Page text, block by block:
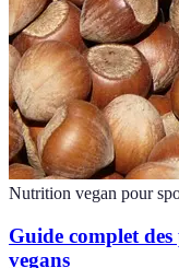
Nutrition vegan pour
Guide complet
vegans